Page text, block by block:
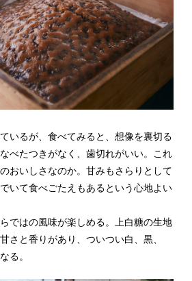
いるが、食べてみると、想像を裏切る
べたつきがなく、歯切れがいい。これ
おいしさなのか。甘みもさらりとして
いて食べごたえもあるという心地よい
ではの風味が楽しめる。上白糖の生地
さと香りがあり、ついつい白、黒、
る。